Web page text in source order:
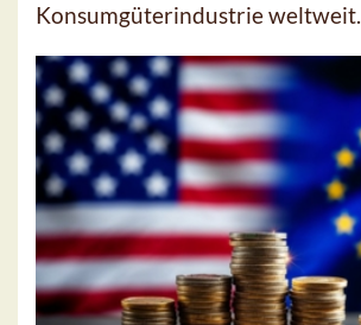
Konsumgüterindustrie weltweit.